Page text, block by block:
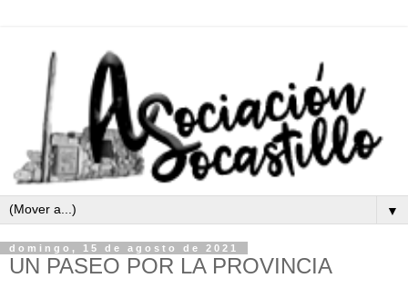
▼
domingo, 15 de agosto de 2021
UN PASEO POR LA PROVINCIA